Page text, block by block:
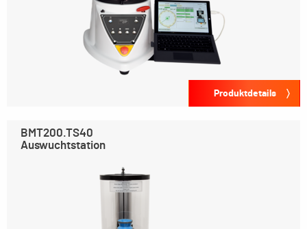
Produktdetails
BMT200.TS40
Auswuchtstation